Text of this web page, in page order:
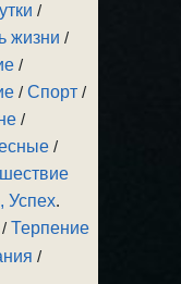
/
жизни /
/
/Спорт /
/
/
Успех.
/Терпение
/